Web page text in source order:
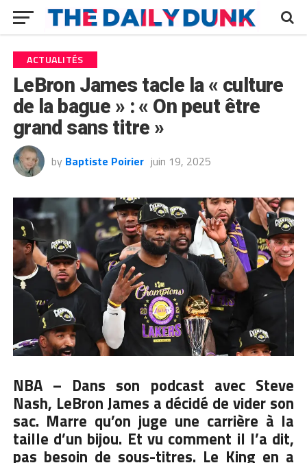
ACTUALITÉS
LeBron James tacle la « culture
de la bague » : « On peut être
grand sans titre »
by Baptiste Poirier juin 19, 2025
NBA – Dans son podcast avec Steve
Nash, LeBron James a décidé de vider son
sac. Marre qu’on juge une carrière à la
taille d’un bijou. Et vu comment il l’a dit,
pas besoin de sous-titres. Le King en a